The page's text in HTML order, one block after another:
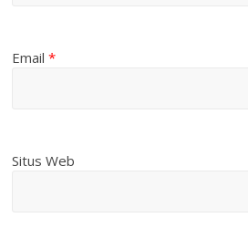
Email*
Situs Web